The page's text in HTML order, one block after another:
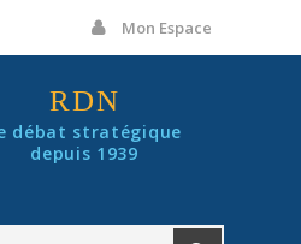
Mon Espace
RDN
débat stratégique
depuis 1939